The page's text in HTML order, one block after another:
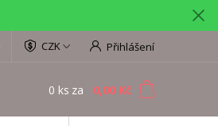
CZK Přihlášení
0 ks za 0,00 Kč